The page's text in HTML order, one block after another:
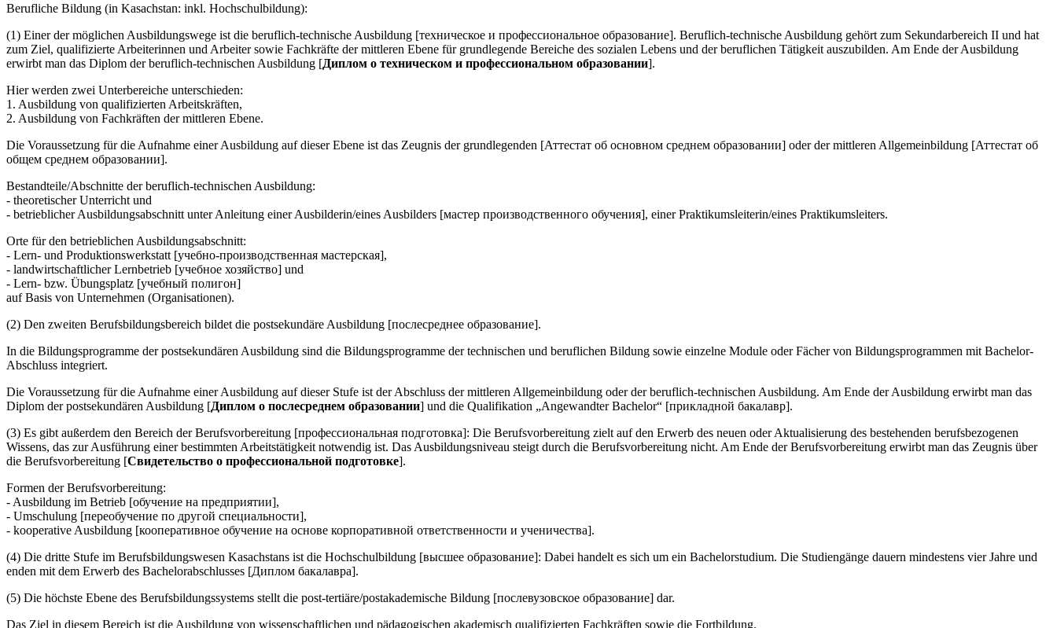
Berufliche Bildung (in Kasachstan: inkl. Hochschulbildung):
(1) Einer der möglichen Ausbildungswege ist die beruflich-technische Ausbildung [техническое и профессиональное образование]. Beruflich-technische Ausbildung gehört zum Sekundarbereich II und hat
zum Ziel, qualifizierte Arbeiterinnen und Arbeiter sowie Fachkräfte der mittleren Ebene für grundlegende Bereiche des sozialen Lebens und der beruflichen Tätigkeit auszubilden. Am Ende der Ausbildung
erwirbt man das Diplom der beruflich-technischen Ausbildung [Диплом о техническом и профессиональном образовании].
Hier werden zwei Unterbereiche unterschieden:
1. Ausbildung von qualifizierten Arbeitskräften,
2. Ausbildung von Fachkräften der mittleren Ebene.
Die Voraussetzung für die Aufnahme einer Ausbildung auf dieser Ebene ist das Zeugnis der grundlegenden [Аттестат об основном среднем образовании] oder der mittleren Allgemeinbildung [Аттестат об
общем среднем образовании].
Bestandteile/Abschnitte der beruflich-technischen Ausbildung:
- theoretischer Unterricht und
- betrieblicher Ausbildungsabschnitt unter Anleitung einer Ausbilderin/eines Ausbilders [мастер производственного обучения], einer Praktikumsleiterin/eines Praktikumsleiters.
Orte für den betrieblichen Ausbildungsabschnitt:
- Lern- und Produktionswerkstatt [учебно-производственная мастерская],
- landwirtschaftlicher Lernbetrieb [учебное хозяйство] und
- Lern- bzw. Übungsplatz [учебный полигон]
auf Basis von Unternehmen (Organisationen).
(2) Den zweiten Berufsbildungsbereich bildet die postsekundäre Ausbildung [послесреднее образование].
In die Bildungsprogramme der postsekundären Ausbildung sind die Bildungsprogramme der technischen und beruflichen Bildung sowie einzelne Module oder Fächer von Bildungsprogrammen mit Bachelor-
Abschluss integriert.
Die Voraussetzung für die Aufnahme einer Ausbildung auf dieser Stufe ist der Abschluss der mittleren Allgemeinbildung oder der beruflich-technischen Ausbildung. Am Ende der Ausbildung erwirbt man das
Diplom der postsekundären Ausbildung [Диплом о послесреднем образовании] und die Qualifikation „Angewandter Bachelor“ [прикладной бакалавр].
(3) Es gibt außerdem den Bereich der Berufsvorbereitung [профессиональная подготовка]: Die Berufsvorbereitung zielt auf den Erwerb des neuen oder Aktualisierung des bestehenden berufsbezogenen
Wissens, das zur Ausführung einer bestimmten Arbeitstätigkeit notwendig ist. Das Ausbildungsniveau steigt durch die Berufsvorbereitung nicht. Am Ende der Berufsvorbereitung erwirbt man das Zeugnis über
die Berufsvorbereitung [Свидетельство о профессиональной подготовке].
Formen der Berufsvorbereitung:
- Ausbildung im Betrieb [обучение на предприятии],
- Umschulung [переобучение по другой специальности],
- kooperative Ausbildung [кооперативное обучение на основе корпоративной ответственности и ученичества].
(4) Die dritte Stufe im Berufsbildungswesen Kasachstans ist die Hochschulbildung [высшее образование]: Dabei handelt es sich um ein Bachelorstudium. Die Studiengänge dauern mindestens vier Jahre und
enden mit dem Erwerb des Bachelorabschlusses [Диплом бакалавра].
(5) Die höchste Ebene des Berufsbildungssystems stellt die post-tertiäre/postakademische Bildung [послевузовское образование] dar.
Das Ziel in diesem Bereich ist die Ausbildung von wissenschaftlichen und pädagogischen akademisch qualifizierten Fachkräften sowie die Fortbildung.